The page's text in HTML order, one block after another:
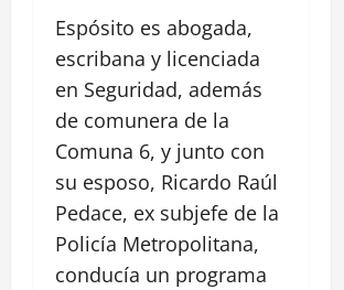
Espósito es abogada,
escribana y licenciada
en Seguridad, además
de comunera de la
Comuna 6, y junto con
su esposo, Ricardo Raúl
Pedace, ex subjefe de la
Policía Metropolitana,
conducía un programa